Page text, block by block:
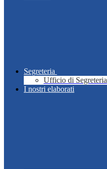
Segreteria
Ufficio di Segreteria
I nostri elaborati